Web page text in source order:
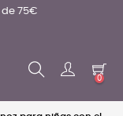
de 75€
0